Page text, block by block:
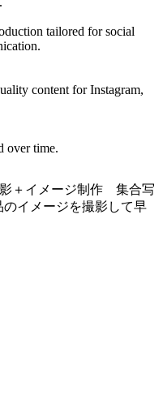
tailored for social
content for Instagram,
over time.
＋イメージ制作 集合写
イメージを撮影して早